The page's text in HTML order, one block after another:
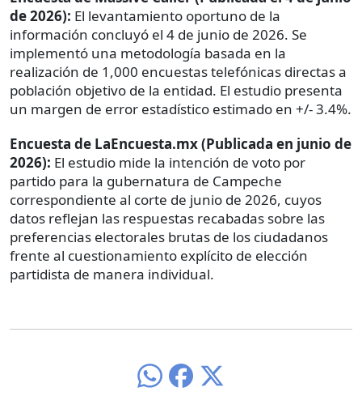
de 2026): El levantamiento oportuno de la
información concluyó el 4 de junio de 2026. Se
implementó una metodología basada en la
realización de 1,000 encuestas telefónicas directas a
población objetivo de la entidad. El estudio presenta
un margen de error estadístico estimado en +/- 3.4%.
Encuesta de LaEncuesta.mx (Publicada en junio de
2026): El estudio mide la intención de voto por
partido para la gubernatura de Campeche
correspondiente al corte de junio de 2026, cuyos
datos reflejan las respuestas recabadas sobre las
preferencias electorales brutas de los ciudadanos
frente al cuestionamiento explícito de elección
partidista de manera individual.